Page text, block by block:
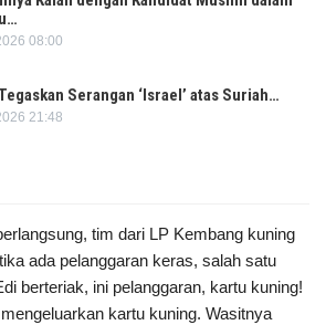
08:00
Serangan ‘Israel’ atas Suriah…
21:48
tim dari LP Kembang kuning
ada pelanggaran keras, salah satu
berteriak, ini pelanggaran, kartu kuning!
kartu kuning. Wasitnya